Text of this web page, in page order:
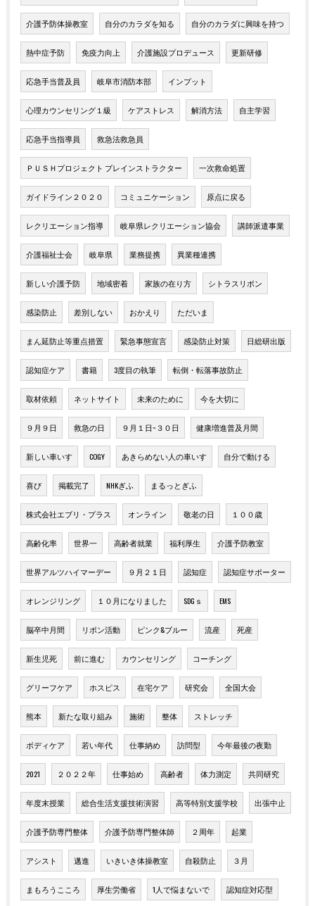
介護予防体操教室 自分のカラダを知る 自分のカラダに興味を持つ
熱中症予防 免疫力向上 介護施設プロデュース 更新研修
応急手当普及員 岐阜市消防本部 インプット
心理カウンセリング１級 ケアストレス 解消方法 自主学習
応急手当指導員 救急法救急員
ＰＵＳＨプロジェクト プレインストラクター 一次救命処置
ガイドライン２０２０ コミュニケーション 原点に戻る
レクリエーション指導 岐阜県レクリエーション協会 講師派遣事業
介護福祉士会 岐阜県 業務提携 異業種連携
新しい介護予防 地域密着 家族の在り方 シトラスリボン
感染防止 差別しない おかえり ただいま
まん延防止等重点措置 緊急事態宣言 感染防止対策 日総研出版
認知症ケア 書籍 3度目の執筆 転倒・転落事故防止
取材依頼 ネットサイト 未来のために 今を大切に
９月９日 救急の日 ９月１日~３０日 健康増進普及月間
新しい車いす COGY あきらめない人の車いす 自分で動ける
喜び 掲載完了 NHKぎふ まるっとぎふ
株式会社エブリ・プラス オンライン 敬老の日 １００歳
高齢化率 世界一 高齢者就業 福利厚生 介護予防教室
世界アルツハイマーデー ９月２１日 認知症 認知症サポーター
オレンジリング １０月になりました SDGｓ EMS
脳卒中月間 リボン活動 ピンク&ブルー 流産 死産
新生児死 前に進む カウンセリング コーチング
グリーフケア ホスピス 在宅ケア 研究会 全国大会
熊本 新たな取り組み 施術 整体 ストレッチ
ボディケア 若い年代 仕事納め 訪問型 今年最後の夜勤
2021 ２０２２年 仕事始め 高齢者 体力測定 共同研究
年度末授業 総合生活支援技術演習 高等特別支援学校 出張中止
介護予防専門整体 介護予防専門整体師 ２周年 起業
アシスト 邁進 いきいき体操教室 自殺防止 ３月
まもろうこころ 厚生労働省 1人で悩まないで 認知症対応型